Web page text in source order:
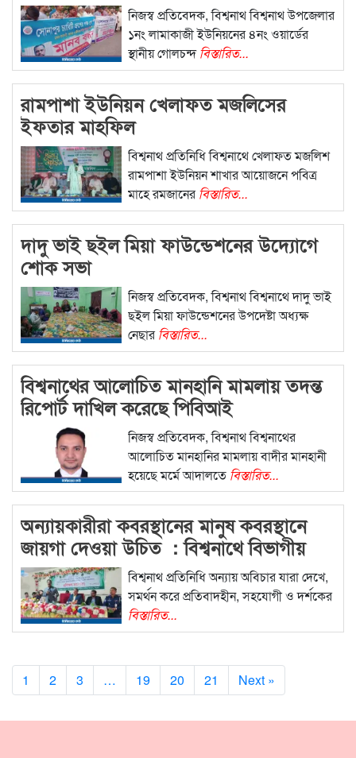
নিজস্ব প্রতিবেদক, বিশ্বনাথ বিশ্বনাথ উপজেলার
১নং লামাকাজী ইউনিয়নের ৪নং ওয়ার্ডের
স্থানীয় গোলচন্দবিস্তারিত...
রামপাশা ইউনিয়ন খেলাফত মজলিসের
ইফতার মাহফিল
বিশ্বনাথ প্রতিনিধি বিশ্বনাথে খেলাফত মজলিশ
রামপাশা ইউনিয়ন শাখার আয়োজনে পবিত্র
মাহে রমজানেরবিস্তারিত...
দাদু ভাই ছইল মিয়া ফাউন্ডেশনের উদ্যোগে
শোক সভা
নিজস্ব প্রতিবেদক, বিশ্বনাথ বিশ্বনাথে দাদু ভাই
ছইল মিয়া ফাউন্ডেশনের উপদেষ্টা অধ্যক্ষ
নেছারবিস্তারিত...
বিশ্বনাথের আলোচিত মানহানি মামলায় তদন্ত
রিপোর্ট দাখিল করেছে পিবিআই
নিজস্ব প্রতিবেদক, বিশ্বনাথ বিশ্বনাথের
আলোচিত মানহানির মামলায় বাদীর মানহানী
হয়েছে মর্মে আদালতে বিস্তারিত...
অন্যায়কারীরা কবরস্থানের মানুষ কবরস্থানে
জায়গা দেওয়া উচিত : বিশ্বনাথে বিভাগীয়
কমিশনার
বিশ্বনাথ প্রতিনিধি অন্যায় অবিচার যারা দেখে,
সমর্থন করে প্রতিবাদহীন, সহযোগী ও দর্শকের
বিস্তারিত...
1 2 3 … 19 20 21 Next »